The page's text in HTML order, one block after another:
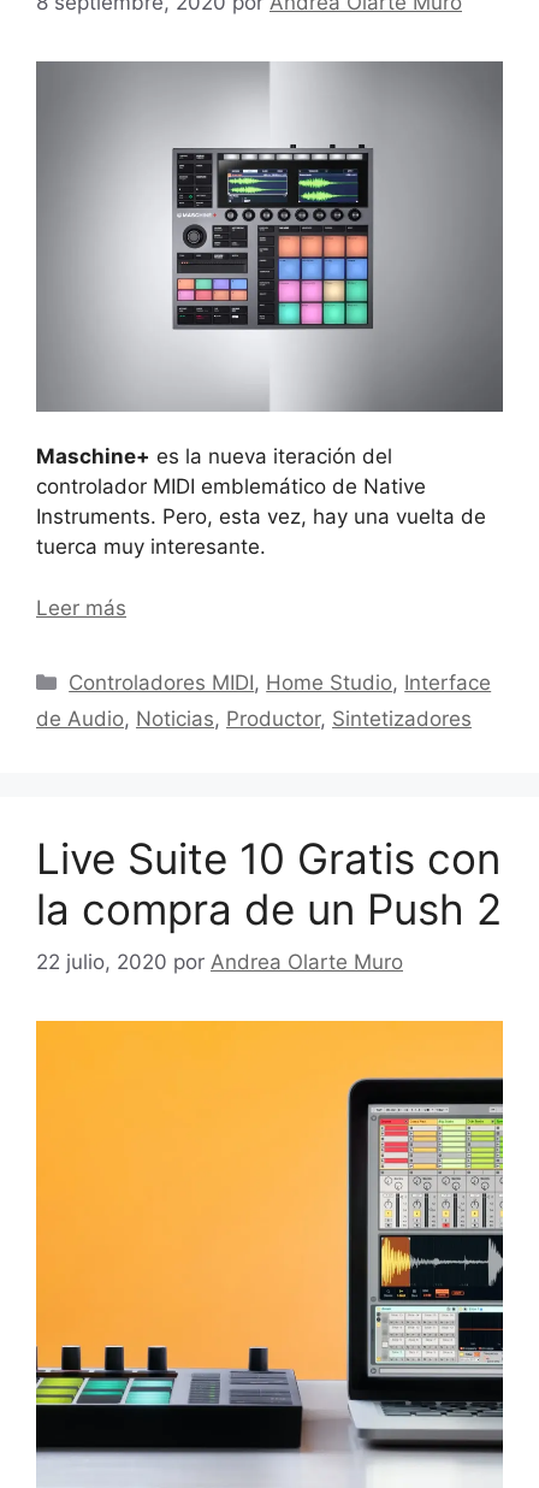
Maschine+ es la nueva iteración del
controlador MIDI emblemático de Native
Instruments. Pero, esta vez, hay una vuelta de
tuerca muy interesante.
Leer más
Categorías
Controladores MIDI, Home Studio, Interface
de Audio, Noticias, Productor, Sintetizadores
Live Suite 10 Gratis con
la compra de un Push 2
22 julio, 2020 por Andrea Olarte Muro